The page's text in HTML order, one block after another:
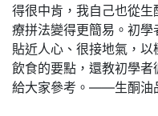
得很中肯，我自己也從
療拼法變得更簡易。初
貼近人心、很接地氣，
飲食的要點，還教初學
給大家參考。——生酮油